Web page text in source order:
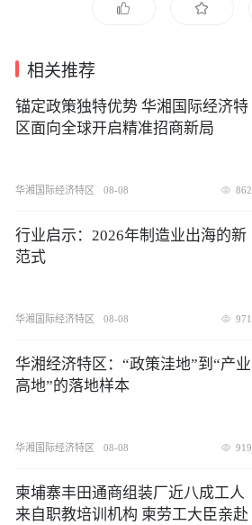
相关推荐
锚定政策独特优势 华湘国际经济特
区面向全球开启精准招商新局
华湘国际经济特区 08-08 862
行业启示：2026年制造业出海的新
范式
华湘国际经济特区 08-08 971
华湘经济特区：“政策洼地”到“产业
高地”的落地样本
华湘国际经济特区 08-08 919
柬埔寨丰田通商组装厂近八成工人
来自职教培训机构 柬劳工大臣亲赴